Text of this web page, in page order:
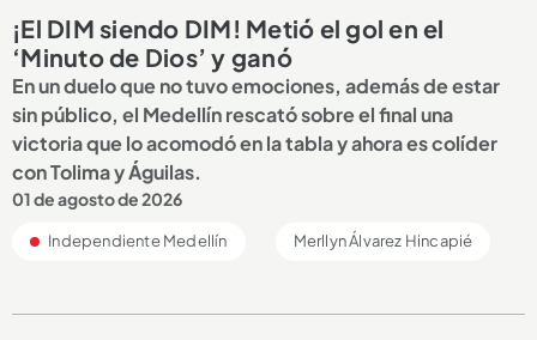
¡El DIM siendo DIM! Metió el gol en el
‘Minuto de Dios’ y ganó
En un duelo que no tuvo emociones, además de estar
sin público, el Medellín rescató sobre el final una
victoria que lo acomodó en la tabla y ahora es colíder
con Tolima y Águilas.
01 de agosto de 2026
Independiente Medellín Merllyn Álvarez Hincapié